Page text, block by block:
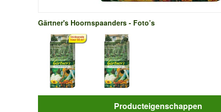
Gärtner's Hoornspaanders - Foto’s
Producteigenschappen